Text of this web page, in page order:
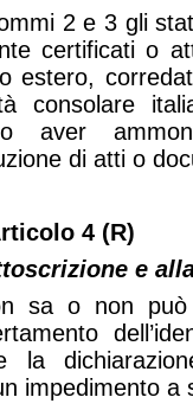
2 e 3 gli
certificati o
estero,
consolare
aver
di atti o
4 (R)
e
sa o non
la
impedimento